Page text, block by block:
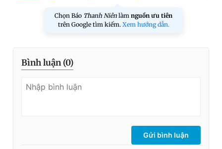
Chọn Báo Thanh Niên làm nguồn ưu tiên
trên Google tìm kiếm. Xem hướng dẫn.
Bình luận (0)
Gửi bình luận